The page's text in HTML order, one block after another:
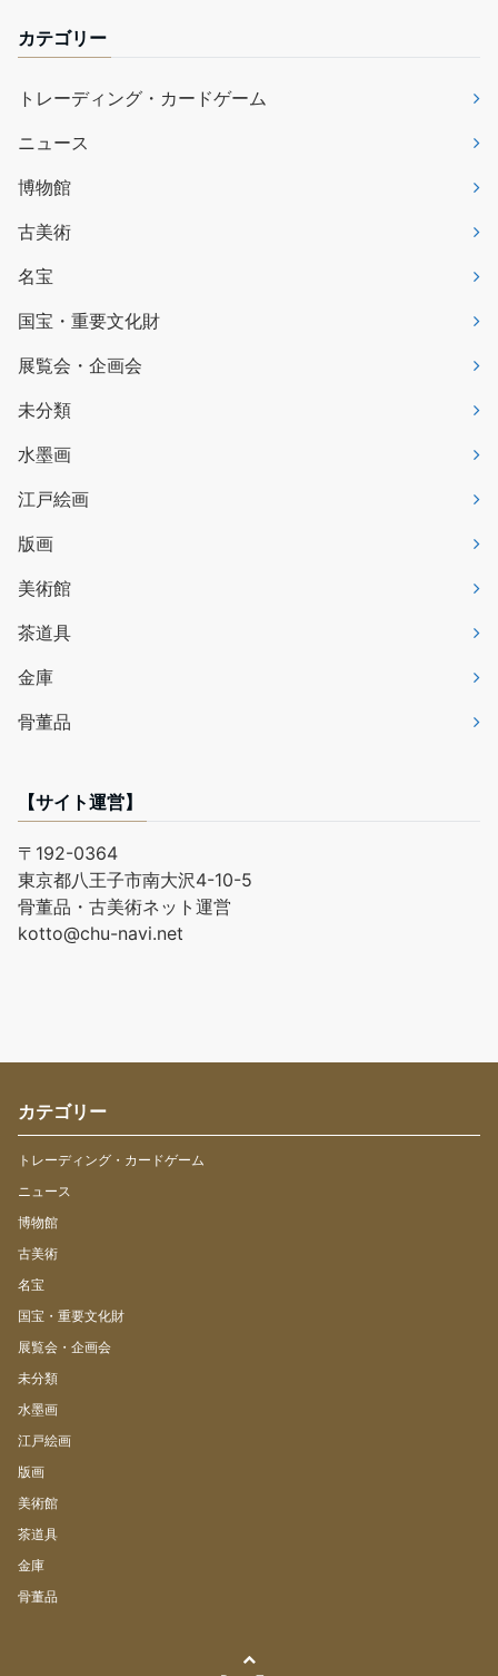
カテゴリー
トレーディング・カードゲーム
ニュース
博物館
古美術
名宝
国宝・重要文化財
展覧会・企画会
未分類
水墨画
江戸絵画
版画
美術館
茶道具
金庫
骨董品
【サイト運営】
〒192-0364
東京都八王子市南大沢4-10-5
骨董品・古美術ネット運営
kotto@chu-navi.net
カテゴリー
トレーディング・カードゲーム
ニュース
博物館
古美術
名宝
国宝・重要文化財
展覧会・企画会
未分類
水墨画
江戸絵画
版画
美術館
茶道具
金庫
骨董品